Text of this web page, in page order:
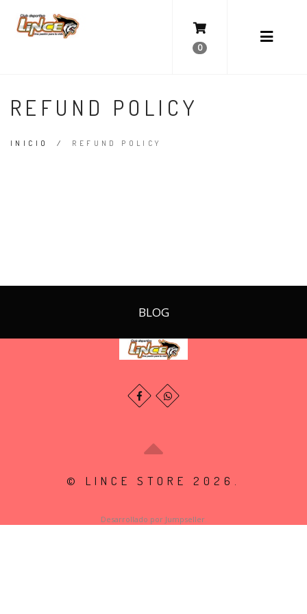
0
REFUND POLICY
INICIO / REFUND POLICY
BLOG
© LINCE STORE 2026.
Desarrollado por Jumpseller.